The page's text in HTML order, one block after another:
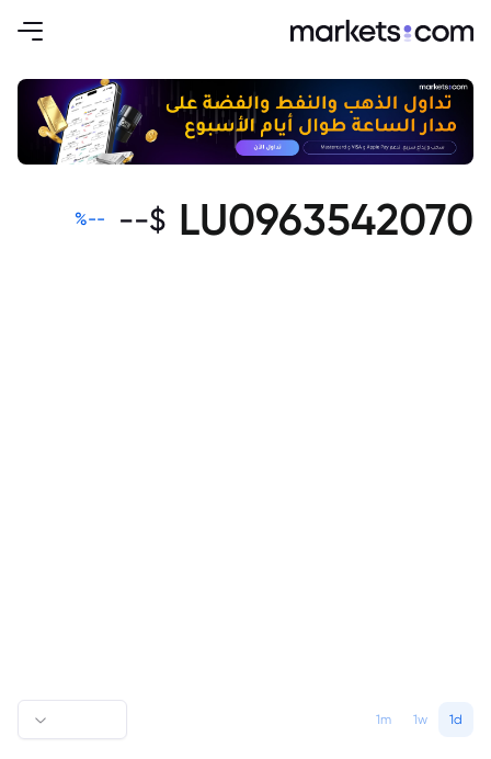
LU0963542070
$
--
--
%
1d
1w
1m